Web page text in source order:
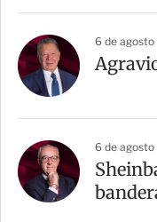
6 de
6 de